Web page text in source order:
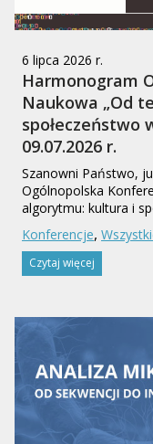
6 lipca 2026 r.
Harmonogram
Naukowa „Od
społeczeństwo
09.07.2026 r.
Szanowni Państwo,
Ogólnopolska
algorytmu: kultura i
Konferencje,
Czytaj więcej